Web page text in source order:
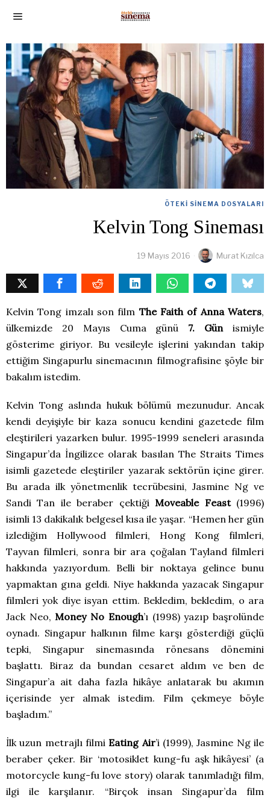
ÖTEKI SINEMA DOSYALARI
Kelvin Tong Sineması
19 Mayıs 2016 Murat Kızılca
Kelvin Tong imzalı son film The Faith of Anna Waters,
ülkemizde 20 Mayıs Cuma günü 7. Gün ismiyle
gösterime giriyor. Bu vesileyle işlerini yakından takip
ettiğim Singapurlu sinemacının filmografisine şöyle bir
bakalım istedim.
Kelvin Tong aslında hukuk bölümü mezunudur. Ancak
kendi deyişiyle bir kaza sonucu kendini gazetede film
eleştirileri yazarken bulur. 1995-1999 seneleri arasında
Singapur’da İngilizce olarak basılan The Straits Times
isimli gazetede eleştiriler yazarak sektörün içine girer.
Bu arada ilk yönetmenlik tecrübesini, Jasmine Ng ve
Sandi Tan ile beraber çektiği Moveable Feast(1996)
isimli 13 dakikalık belgesel kısa ile yaşar. “Hemen her gün
izlediğim Hollywood filmleri, Hong Kong filmleri,
Tayvan filmleri, sonra bir ara çoğalan Tayland filmleri
hakkında yazıyordum. Belli bir noktaya gelince bunu
yapmaktan gına geldi. Niye hakkında yazacak Singapur
filmleri yok diye isyan ettim. Bekledim, bekledim, o ara
Jack Neo, Money No Enough’ı (1998) yazıp başrolünde
oynadı. Singapur halkının filme karşı gösterdiği güçlü
tepki, Singapur sinemasında rönesans dönemini
başlattı. Biraz da bundan cesaret aldım ve ben de
Singapur’a ait daha fazla hikâye anlatarak bu akımın
içerisinde yer almak istedim. Film çekmeye böyle
başladım.”
İlk uzun metrajlı filmi Eating Air’i (1999), Jasmine Ng ile
beraber çeker. Bir ‘motosiklet kung-fu aşk hikâyesi’ (a
motorcycle kung-fu love story) olarak tanımladığı film,
ilgi ile karşılanır. “Birçok insan Singapur’da film